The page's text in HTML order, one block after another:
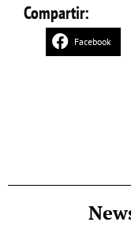
Compartir:
Facebook